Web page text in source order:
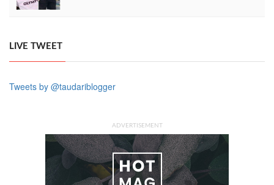
LIVE TWEET
Tweets by @taudariblogger
ADVERTISEMENT